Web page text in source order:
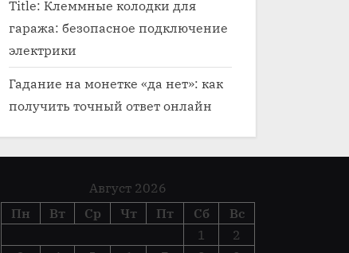
Title: Клеммные колодки для
гаража: безопасное подключение
электрики
Гадание на монетке «да нет»: как
получить точный ответ онлайн
Август 2026
Пн
Вт Ср Чт Пт Сб
Вс
1
2